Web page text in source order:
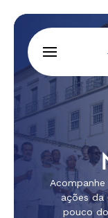
ações da
pouco